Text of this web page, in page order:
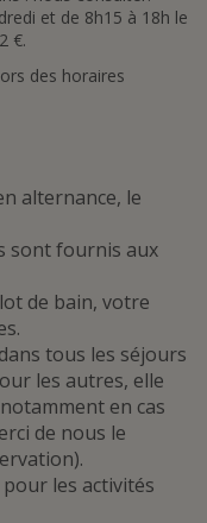
et de 8h15 à 18h le
€.
des horaires
alternance, le
sont fournis aux
de bain, votre
tous les séjours
les autres, elle
en cas
de nous le
les activités